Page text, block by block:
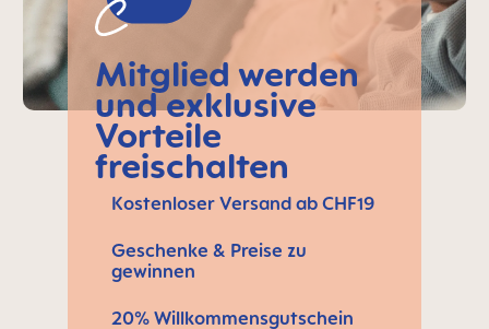
Mitglied werden
und exklusive
Vorteile
freischalten
Kostenloser Versand ab CHF19
Geschenke & Preise zu
gewinnen
20% Willkommensgutschein